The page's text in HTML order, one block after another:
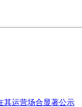
其运营场合显著公示